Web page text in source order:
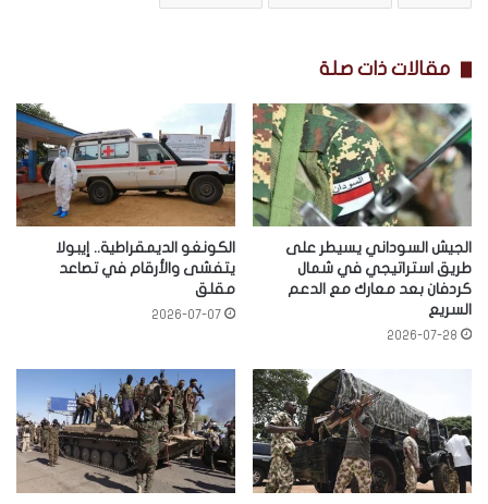
مقالات ذات صلة
الجيش السوداني يسيطر على
طريق استراتيجي في شمال
كردفان بعد معارك مع الدعم
السريع
2026-07-28
الكونغو الديمقراطية.. إيبولا
يتفشى والأرقام في تصاعد
مقلق
2026-07-07